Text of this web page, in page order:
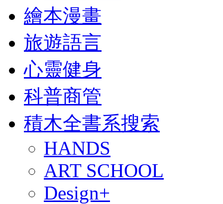
繪本漫畫
旅遊語言
心靈健身
科普商管
積木全書系搜索
HANDS
ART SCHOOL
Design+